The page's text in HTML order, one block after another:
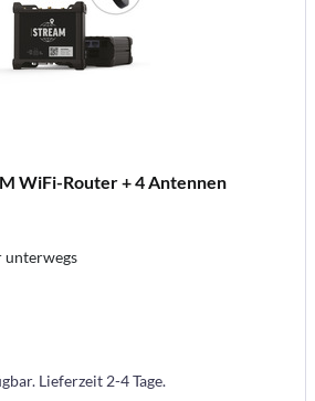
WiFi-Router + 4 Antennen
unterwegs
Lieferzeit 2-4 Tage.